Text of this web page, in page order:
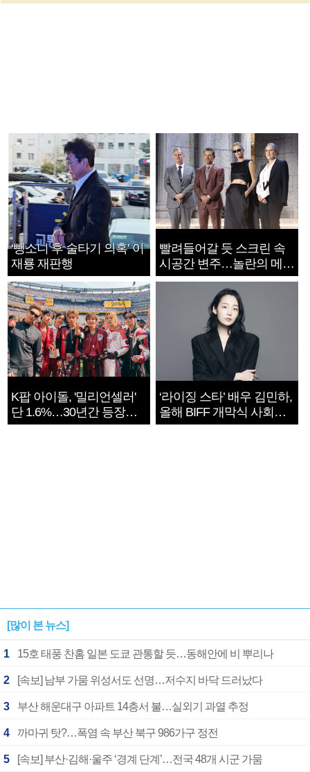
‘뺑소니 후 술타기 의혹’ 이
재룡 재판행
빨려들어갈 듯 스크린 속
시공간 변주…놀란의 메시
지는 ‘전쟁 속죄’
K팝 아이돌, '밀리언셀러'
단 1.6%…30년간 등장
1182개팀 전수조사
‘라이징 스타’ 배우 김민하,
올해 BIFF 개막식 사회자
확정
[많이 본 뉴스]
1 15호 태풍 찬홈 일본 도쿄 관통할 듯…동해안에 비 뿌리나
2 [속보] 남부 가뭄 위성서도 선명…저수지 바닥 드러났다
3 부산 해운대구 아파트 14층서 불…실외기 과열 추정
4 까마귀 탓?…폭염 속 부산 북구 986가구 정전
5 [속보] 부산·김해·울주 ‘경계 단계’…전국 48개 시군 가뭄